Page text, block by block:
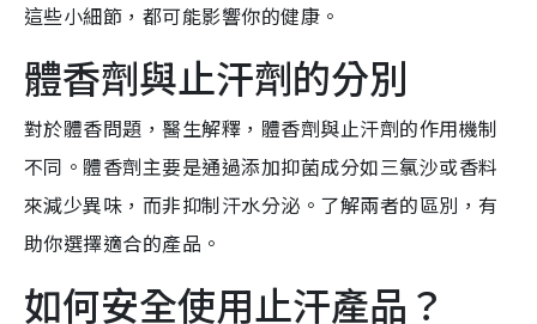
這些小細節，都可能影響你的健康。
體香劑與止汗劑的分別
對於體香問題，醫生解釋，體香劑與止汗劑的作用機制
不同。體香劑主要是通過添加抑菌成分如三氯沙或香料
來減少異味，而非抑制汗水分泌。了解兩者的區別，有
助你選擇適合的產品。
如何安全使用止汗產品？